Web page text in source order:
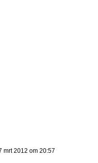
mrt 2012 om 20:57